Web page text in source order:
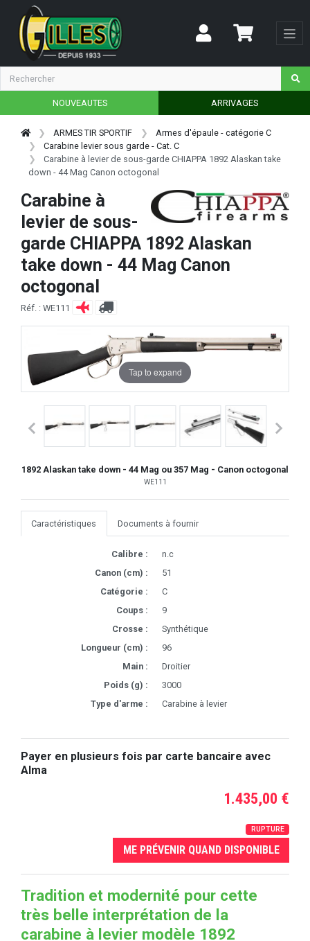
NOUVEAUTES ARRIVAGES
ARMES TIR SPORTIF
Armes d'épaule - catégorie C
Carabine levier sous garde - Cat. C
Carabine à levier de sous-garde CHIAPPA 1892 Alaskan take
down - 44 Mag Canon octogonal
Carabine à
levier de sous-
garde CHIAPPA 1892 Alaskan
take down - 44 Mag Canon
octogonal
Réf. : WE111
Tap to expand
1892 Alaskan take down - 44 Mag ou 357 Mag - Canon octogonal
WE111
Caractéristiques Documents à fournir
Calibre :
n.c
Canon (cm) :
51
Catégorie :
C
Coups :
9
Crosse :
Synthétique
Longueur (cm) :
96
Main :
Droitier
Poids (g) :
3000
Type d'arme :
Carabine à levier
Payer en plusieurs fois par carte bancaire avec
Alma
1.435,00 €
RUPTURE
ME PRÉVENIR QUAND DISPONIBLE
Tradition et modernité pour cette
très belle interprétation de la
carabine à levier modèle 1892